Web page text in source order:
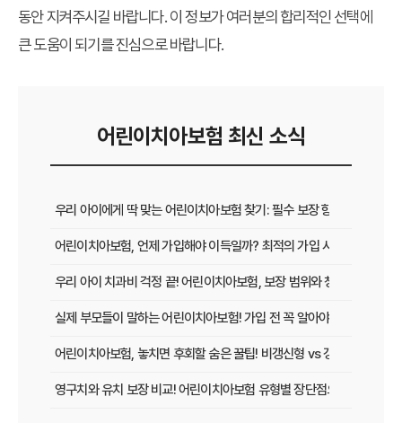
동안 지켜주시길 바랍니다. 이 정보가 여러분의 합리적인 선택에
큰 도움이 되기를 진심으로 바랍니다.
어린이치아보험 최신 소식
우리 아이에게 딱 맞는 어린이치아보험 찾기: 필수 보장 항목부터 가성
어린이치아보험, 언제 가입해야 이득일까? 최적의 가입 시점과 혜택 완
우리 아이 치과비 걱정 끝! 어린이치아보험, 보장 범위와 청구 방법 완벽
실제 부모들이 말하는 어린이치아보험! 가입 전 꼭 알아야 할 찐 후기와
어린이치아보험, 놓치면 후회할 숨은 꿀팁! 비갱신형 vs 갱신형 전격 비
영구치와 유치 보장 비교! 어린이치아보험 유형별 장단점으로 우리 아